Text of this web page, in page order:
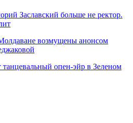
Заславский больше не ректор.
возмущены анонсом
опен-эйр в Зеленом